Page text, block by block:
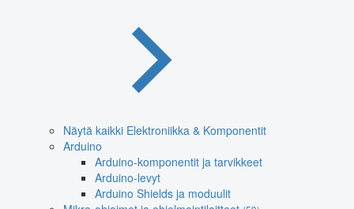
Näytä kaikki Elektroniikka & Komponentit
Arduino
Arduino-komponentit ja tarvikkeet
Arduino-levyt
Arduino Shields ja moduulit